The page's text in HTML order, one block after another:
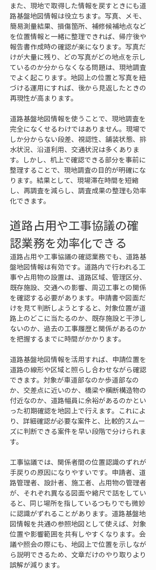
また、現地で取得した情報を戻すときにも道
路基盤地図情報は役立ちます。写真、メモ、
簡易測量結果、損傷箇所、補修候補地点など
を位置情報と一緒に整理できれば、帰庁後や
報告書作成時の確認が楽になります。写真だ
けが大量に残り、どの写真がどの地点を示し
ているのか分からなくなる問題は、現地調査
でよく起こります。地図上の位置と写真を紐
づける運用にすれば、後から見返したときの
再現性が高まります。
道路基盤地図情報を使うことで、現地調査を
完全になくせるわけではありません。現場で
しか分からない段差、視認性、舗装状態、排
水状況、沿道利用、交通状況は多くありま
す。しかし、机上で確認できる部分を事前に
整理することで、現地調査の目的が明確にな
ります。結果として、現場滞在時間を短縮
し、再調査を減らし、調査成果の整理も効率
化できます。
道路占用や工事協議の確
認業務を効率化できる
道路占用や工事協議の確認業務でも、道路基
盤地図情報は有効です。道路内で行われる工
事や占用物の設置は、道路区域、管理区分、
既存施設、交通への影響、周辺工事との関係
を確認する必要があります。申請書や図面だ
けを見て判断しようとすると、対象位置が道
路上のどこに当たるのか、既存施設と干渉し
ないのか、過去の工事履歴と関係があるのか
を把握するまでに時間がかかります。
道路基盤地図情報を活用すれば、申請位置を
道路の線形や区域と照らし合わせながら確認
できます。対象が車道部なのか歩道部なの
か、交差点に近いのか、橋梁や横断構造物の
付近なのか、道路幅員に余裕があるのかとい
った初期確認を地図上で行えます。これによ
り、詳細確認が必要な案件と、比較的スムー
ズに判断できる案件を早い段階で分けられま
す。
工事協議では、関係者間の位置認識のずれが
手戻りの原因になりやすいです。申請者、道
路管理者、設計者、施工者、占用物の管理者
が、それぞれ異なる図面や縮尺で話をしてい
ると、同じ場所を指しているつもりでも微妙
に認識がずれることがあります。道路基盤地
図情報を共通の参照地図として使えば、対象
位置や影響範囲を共有しやすくなります。会
議や照会の際にも、地図上で位置を示しなが
ら説明できるため、文章だけのやり取りより
誤解が減ります。